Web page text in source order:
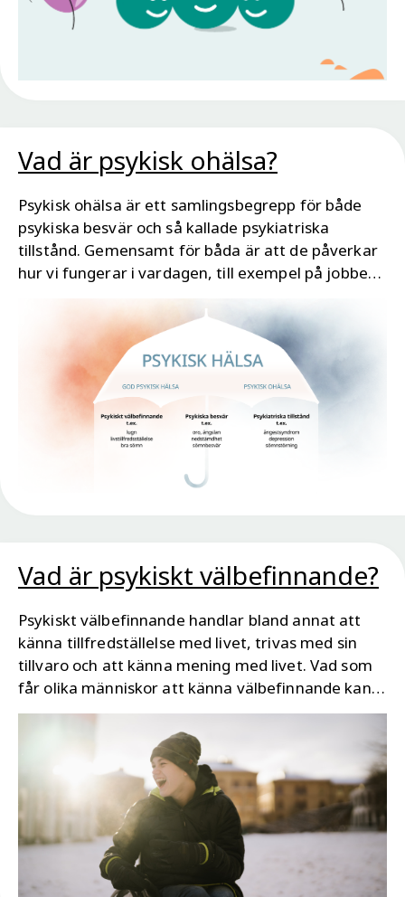
Vad är psykisk ohälsa?
Psykisk ohälsa är ett samlingsbegrepp för både
psykiska besvär och så kallade psykiatriska
tillstånd. Gemensamt för båda är att de påverkar
hur vi fungerar i vardagen, till exempel på jobbet, i
Vad är psykiskt välbefinnande?
Psykiskt välbefinnande handlar bland annat att
känna tillfredställelse med livet, trivas med sin
tillvaro och att känna mening med livet. Vad som
får olika människor att känna välbefinnande kan
skilja sig åt. Psykiskt välbefinnande är inte samma
sak som frånvaro av psykisk ohälsa. Man kan
känna välbefinnande även om man har en
psykiatrisk diagnos.